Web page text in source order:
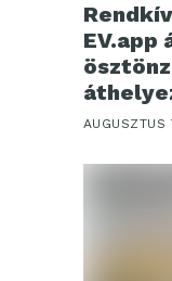
EV.app